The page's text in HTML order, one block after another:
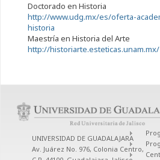
Doctorado en Historia
http://www.udg.mx/es/oferta-
historia
Maestría en Historia del Arte
http://historiarte.esteticas.unam.mx/
UNIVERSIDAD DE GUADALAJARA
Av. Juárez No. 976, Colonia Centro,